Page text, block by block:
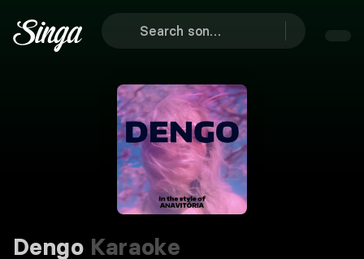
Dengo Karaoke